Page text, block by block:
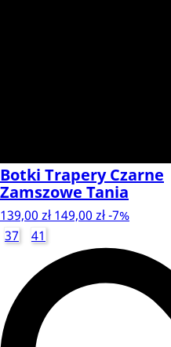
Botki Trapery Czarne
Zamszowe Tania
139,00 zł 149,00 zł-7%
37
41